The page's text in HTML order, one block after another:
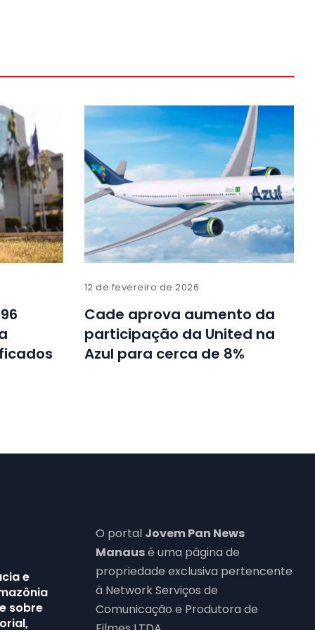
12 de fevereiro de 2026
Cade aprova aumento da
participação da United na
Azul para cerca de 8%
e
sobre
O portal Jovem Pan News
Manausé uma página de
propriedade exclusiva pertencente
à Network Serviços de
Comunicação e Produtora de